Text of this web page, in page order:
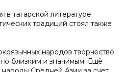
в татарской литературе
традиций стоял также
народов творчество
близким и значимым. Ещё